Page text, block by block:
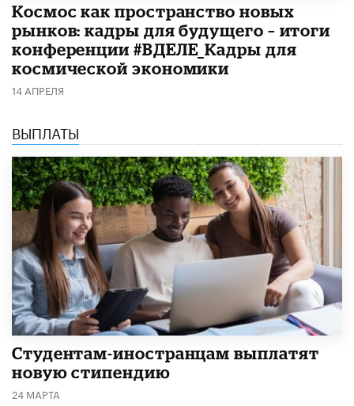
Космос как пространство новых
рынков: кадры для будущего – итоги
конференции #ВДЕЛЕ_Кадры для
космической экономики
14 АПРЕЛЯ
ВЫПЛАТЫ
Студентам-иностранцам выплатят
новую стипендию
24 МАРТА